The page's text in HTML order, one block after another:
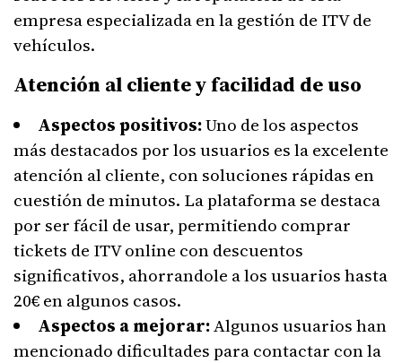
empresa especializada en la gestión de ITV de
vehículos.
Atención al cliente y facilidad de uso
Aspectos positivos:Uno de los aspectos
más destacados por los usuarios es la excelente
atención al cliente, con soluciones rápidas en
cuestión de minutos. La plataforma se destaca
por ser fácil de usar, permitiendo comprar
tickets de ITV online con descuentos
significativos, ahorrandole a los usuarios hasta
20€ en algunos casos.
Aspectos a mejorar:Algunos usuarios han
mencionado dificultades para contactar con la